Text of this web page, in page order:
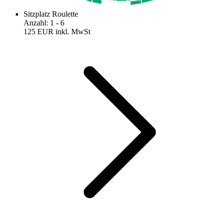
Sitzplatz Roulette
Anzahl: 1 - 6
125 EUR inkl. MwSt